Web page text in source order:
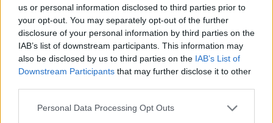
us or personal information disclosed to third parties prior to
your opt-out. You may separately opt-out of the further
disclosure of your personal information by third parties on the
IAB’s list of downstream participants. This information may
also be disclosed by us to third parties on the IAB’s List of
Downstream Participants that may further disclose it to other
Personal Data Processing Opt Outs
Tags: θεσσαλονίκη θυελλωδεις ανεμοι
πτώσεις δέντρων
Σχετικά Άρθρα